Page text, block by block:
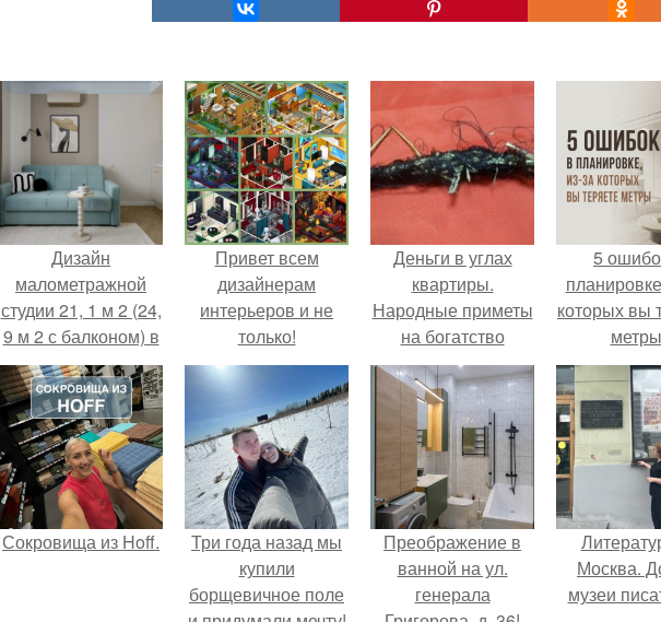
Дизайн
малометражной
студии 21, 1 м 2 (24,
9 м 2 с балконом) в
Краснодаре.
Привет всем
дизайнерам
интерьеров и не
только!
Деньги в углах
квартиры.
Народные приметы
на богатство
5
которых вы
Сокровища из Hoff.
Три года назад мы
купили
борщевичное поле
Преображение в
ванной на ул.
генерала
Москва.
музеи